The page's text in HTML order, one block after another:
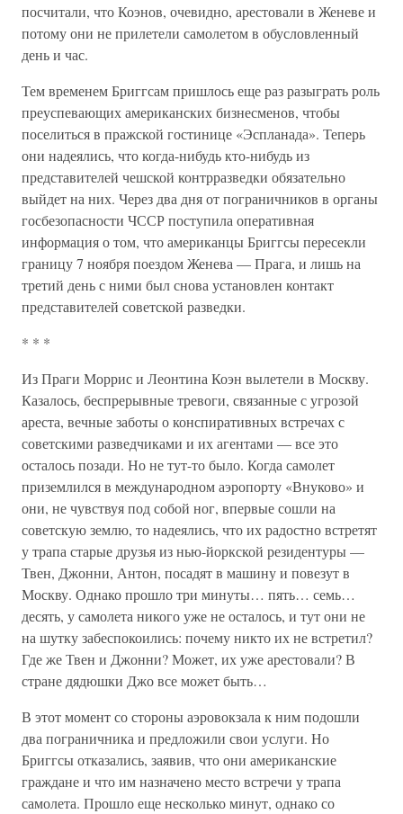
посчитали, что Коэнов, очевидно, арестовали в Женеве и
потому они не прилетели самолетом в обусловленный
день и час.
Тем временем Бриггсам пришлось еще раз разыграть роль
преуспевающих американских бизнесменов, чтобы
поселиться в пражской гостинице «Эспланада». Теперь
они надеялись, что когда-нибудь кто-нибудь из
представителей чешской контрразведки обязательно
выйдет на них. Через два дня от пограничников в органы
госбезопасности ЧССР поступила оперативная
информация о том, что американцы Бриггсы пересекли
границу 7 ноября поездом Женева — Прага, и лишь на
третий день с ними был снова установлен контакт
представителей советской разведки.
* * *
Из Праги Моррис и Леонтина Коэн вылетели в Москву.
Казалось, беспрерывные тревоги, связанные с угрозой
ареста, вечные заботы о конспиративных встречах с
советскими разведчиками и их агентами — все это
осталось позади. Но не тут-то было. Когда самолет
приземлился в международном аэропорту «Внуково» и
они, не чувствуя под собой ног, впервые сошли на
советскую землю, то надеялись, что их радостно встретят
у трапа старые друзья из нью-йоркской резидентуры —
Твен, Джонни, Антон, посадят в машину и повезут в
Москву. Однако прошло три минуты… пять… семь…
десять, у самолета никого уже не осталось, и тут они не
на шутку забеспокоились: почему никто их не встретил?
Где же Твен и Джонни? Может, их уже арестовали? В
стране дядюшки Джо все может быть…
В этот момент со стороны аэровокзала к ним подошли
два пограничника и предложили свои услуги. Но
Бриггсы отказались, заявив, что они американские
граждане и что им назначено место встречи у трапа
самолета. Прошло еще несколько минут, однако со